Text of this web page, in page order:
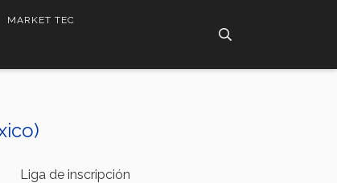
MARKET TEC
Liga de inscripción